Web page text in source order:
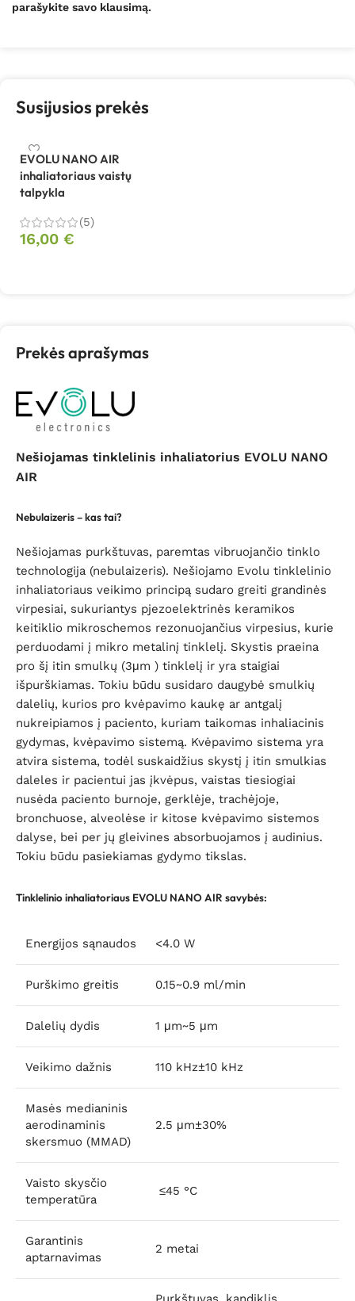
parašykite savo klausimą.
Susijusios prekės
EVOLU NANO AIR
inhaliatoriaus vaistų
talpykla
(5)
16,00 €
Prekės aprašymas
Nešiojamas tinklelinis inhaliatorius EVOLU NANO
AIR
Nebulaizeris – kas tai?
Nešiojamas purkštuvas, paremtas vibruojančio tinklo
technologija (nebulaizeris). Nešiojamo Evolu tinklelinio
inhaliatoriaus veikimo principą sudaro greiti grandinės
virpesiai, sukuriantys pjezoelektrinės keramikos
keitiklio mikroschemos rezonuojančius virpesius, kurie
perduodami į mikro metalinį tinklelį. Skystis praeina
pro šį itin smulkų (3μm ) tinklelį ir yra staigiai
išpurškiamas. Tokiu būdu susidaro daugybė smulkių
dalelių, kurios pro kvėpavimo kaukę ar antgalį
nukreipiamos į paciento, kuriam taikomas inhaliacinis
gydymas, kvėpavimo sistemą. Kvėpavimo sistema yra
atvira sistema, todėl suskaidžius skystį į itin smulkias
daleles ir pacientui jas įkvėpus, vaistas tiesiogiai
nusėda paciento burnoje, gerklėje, trachėjoje,
bronchuose, alveolėse ir kitose kvėpavimo sistemos
dalyse, bei per jų gleivines absorbuojamos į audinius.
Tokiu būdu pasiekiamas gydymo tikslas.
Tinklelinio inhaliatoriaus EVOLU NANO AIR savybės:
Energijos sąnaudos <4.0 W
Purškimo greitis 0.15~0.9 ml/min
Dalelių dydis 1 μm~5 μm
Veikimo dažnis 110 kHz±10 kHz
Masės medianinis
aerodinaminis
skersmuo (MMAD)
2.5 μm±30%
Vaisto skysčio
temperatūra
≤45 °C
Garantinis
aptarnavimas
2 metai